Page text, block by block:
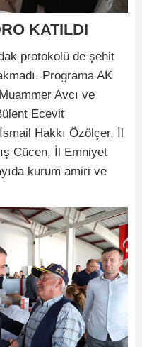
KATILDI
protokolü de şehit
Programa AK
Avcı ve
Ecevit
Hakkı Özölçer, İl
Cücen, İl Emniyet
kurum amiri ve